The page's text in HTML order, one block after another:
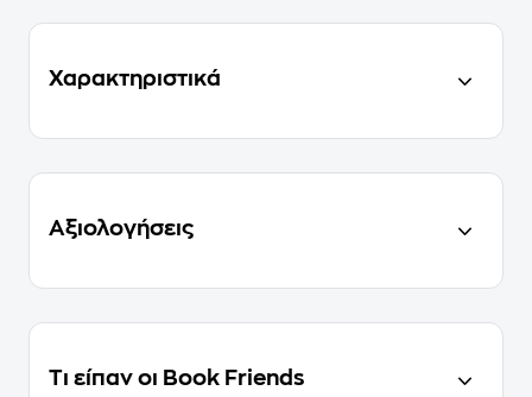
Χαρακτηριστικά
Αξιολογήσεις
Τι είπαν οι Book Friends